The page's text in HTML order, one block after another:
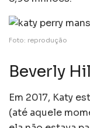
Foto: reprodução
Beverly
Em 2017, Katy
(até aquele